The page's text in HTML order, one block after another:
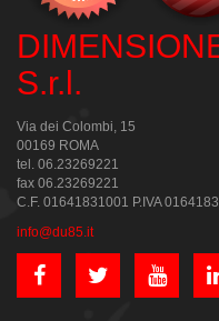
S.r.l.
Via dei Colombi, 15
00169 ROMA
tel. 06.23269221
fax 06.23269221
C.F. 01641831001 P.IVA
info@du85.it